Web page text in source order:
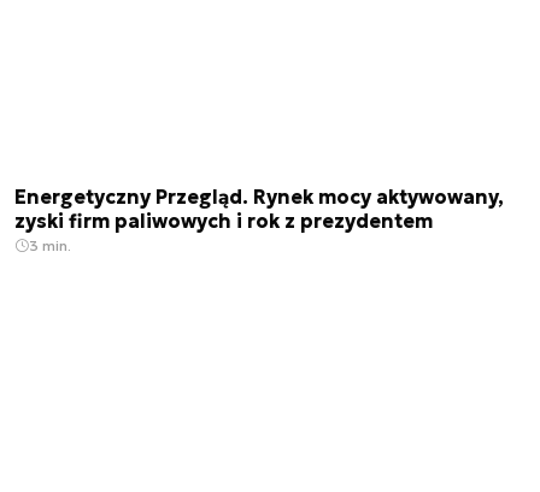
Energetyczny Przegląd. Rynek mocy aktywowany,
zyski firm paliwowych i rok z prezydentem
3 min.